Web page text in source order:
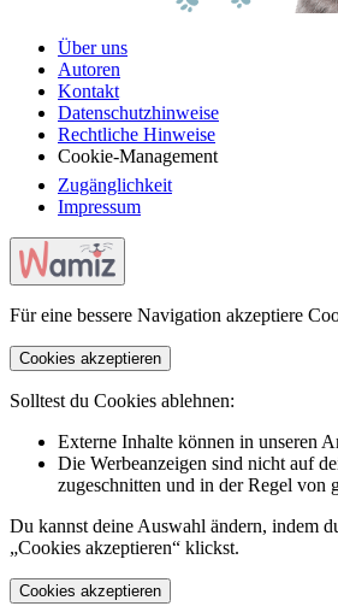
Über uns
Autoren
Kontakt
Datenschutzhinweise
Rechtliche Hinweise
Cookie-Management
Zugänglichkeit
Impressum
Für eine bessere Navigation akzeptiere
Cookies akzeptieren
Solltest du Cookies ablehnen:
Externe Inhalte können in unseren
Die Werbeanzeigen sind nicht auf
zugeschnitten und in der Regel von
Du kannst deine Auswahl ändern, indem
„Cookies akzeptieren“ klickst.
Cookies akzeptieren